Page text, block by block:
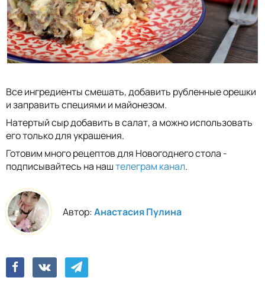
Все ингредиенты смешать, добавить рубленные орешки
и заправить специями и майонезом.
Натертый сыр добавить в салат, а можно использовать
его только для украшения.
Готовим много рецептов для Новогоднего стола -
подписывайтесь на наштелеграм канал.
Автор:Анастасия Пулина